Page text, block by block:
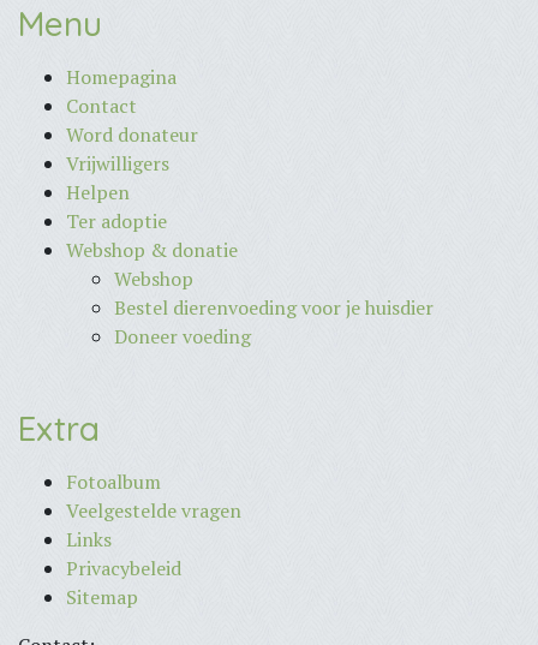
Menu
Homepagina
Contact
Word donateur
Vrijwilligers
Helpen
Ter adoptie
Webshop & donatie
Webshop
Bestel dierenvoeding voor je huisdier
Doneer voeding
Extra
Fotoalbum
Veelgestelde vragen
Links
Privacybeleid
Sitemap